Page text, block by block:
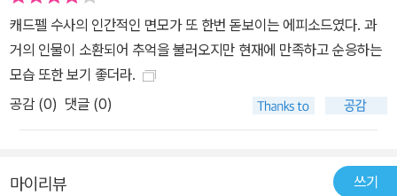
캐드펠 수사의 인간적인 면모가 또 한번 돋보이는 에피소드였다. 과
거의 인물이 소환되어 추억을 불러오지만 현재에 만족하고 순응하는
모습 또한 보기 좋더라.
공감 (0) 댓글 (0)
마이리뷰 쓰기